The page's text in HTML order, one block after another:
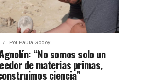
Por Paula Godoy
“No somos solo un
de materias primas,
ciencia”